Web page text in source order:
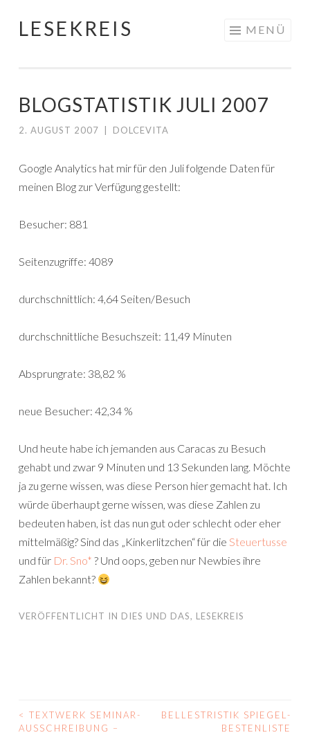
Springe
LESEKREIS MENÜ
BLOGSTATISTIK JULI 2007
2. AUGUST 2007 DOLCEVITA
Google Analytics hat mir für den Juli folgende Daten für
meinen Blog zur Verfügung gestellt:
Besucher: 881
Seitenzugriffe: 4089
durchschnittlich: 4,64 Seiten/Besuch
durchschnittliche Besuchszeit: 11,49 Minuten
Absprungrate: 38,82 %
neue Besucher: 42,34 %
Und heute habe ich jemanden aus Caracas zu Besuch
gehabt und zwar 9 Minuten und 13 Sekunden lang. Möchte
ja zu gerne wissen, was diese Person hier gemacht hat. Ich
würde überhaupt gerne wissen, was diese Zahlen zu
bedeuten haben, ist das nun gut oder schlecht oder eher
mittelmäßig? Sind das „Kinkerlitzchen“ für die Steuertusse
und für Dr. Sno* ? Und oops, geben nur Newbies ihre
Zahlen bekannt?
VERÖFFENTLICHT IN DIES UND DAS, LESEKREIS
BEITRAGS-
< TEXTWERK SEMINAR-
AUSSCHREIBUNG –
BELLESTRISTIK SPIEGEL-
BESTENLISTE